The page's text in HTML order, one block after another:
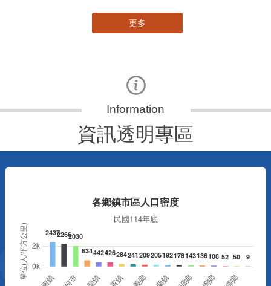
更多
資訊透明專區